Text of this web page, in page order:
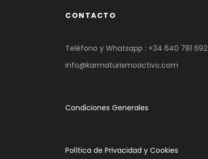
CONTACTO
Teléfono y Whatsapp : +34 640 781 692
info@karmaturismoactivo.com
Condiciones Generales
Política de Privacidad y Cookies